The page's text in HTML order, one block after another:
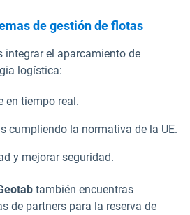
de gestión de flotas
integrar el aparcamiento de
logística:
en tiempo real.
cumpliendo la normativa de la UE.
y mejorar seguridad.
también encuentras
de partners para la reserva de